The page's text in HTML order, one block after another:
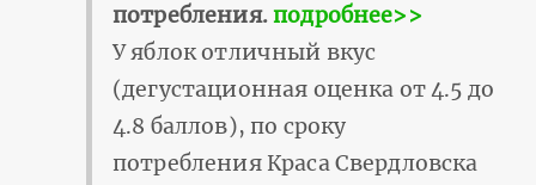
потребления.подробнее>>
У яблок отличный вкус
(дегустационная оценка от 4.5 до
4.8 баллов), по сроку
потребления Краса Свердловска